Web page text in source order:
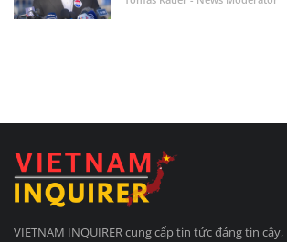
VIETNAM INQUIRER cung cấp tin tức đáng tin